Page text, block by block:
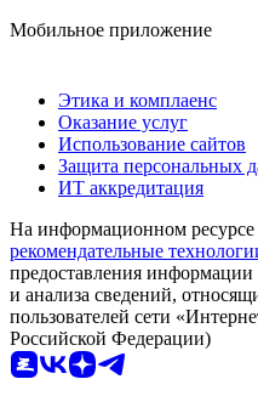
Мобильное приложение
Этика и комплаенс
Оказание услуг
Использование сайтов
Защита персональных
ИТ аккредитация
На информационном ресурсе
рекомендательные
предоставления информации
и анализа сведений,
пользователей сети
Российской Федерации)